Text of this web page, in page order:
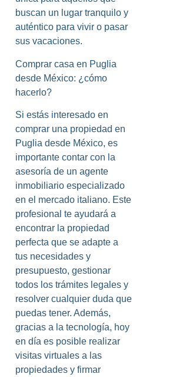
buscan un lugar tranquilo y
auténtico para vivir o pasar
sus vacaciones.
Comprar casa en Puglia
desde México: ¿cómo
hacerlo?
Si estás interesado en
comprar una propiedad en
Puglia desde México, es
importante contar con la
asesoría de un agente
inmobiliario especializado
en el mercado italiano. Este
profesional te ayudará a
encontrar la propiedad
perfecta que se adapte a
tus necesidades y
presupuesto, gestionar
todos los trámites legales y
resolver cualquier duda que
puedas tener. Además,
gracias a la tecnología, hoy
en día es posible realizar
visitas virtuales a las
propiedades y firmar